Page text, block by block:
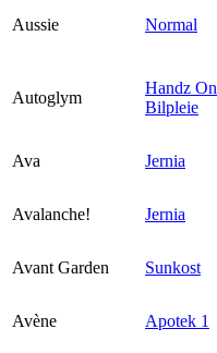
Aussie Normal
Autoglym
Handz On
Bilpleie
Ava
Jernia
Avalanche! Jernia
Avant Garden
Sunkost
Avène Apotek 1